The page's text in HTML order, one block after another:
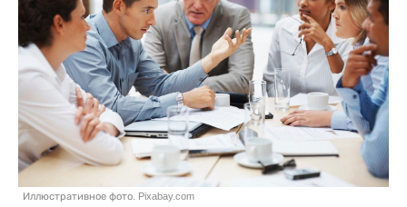
Иллюстративное фото. Pixabay.com